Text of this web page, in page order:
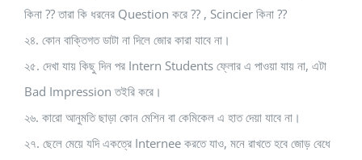
কিনা ?? তারা কি ধরনের Question করে ?? , Scincier কিনা ??
২৪. কোন বাক্তিগত ডাটা না দিলে জোর কারা যাবে না।
২৫. দেখা যায় কিছু দিন পর Intern Students ফ্লোর এ পাওয়া যায় না, এটা
Bad Impression তইরি করে।
২৬. কারো আনুমতি ছাড়া কোন মেশিন বা কেমিকেল এ হাত দেয়া যাবে না।
২৭. ছেলে মেয়ে যদি একত্রে Internee করতে যাও, মনে রাখতে হবে জোড় বেধে